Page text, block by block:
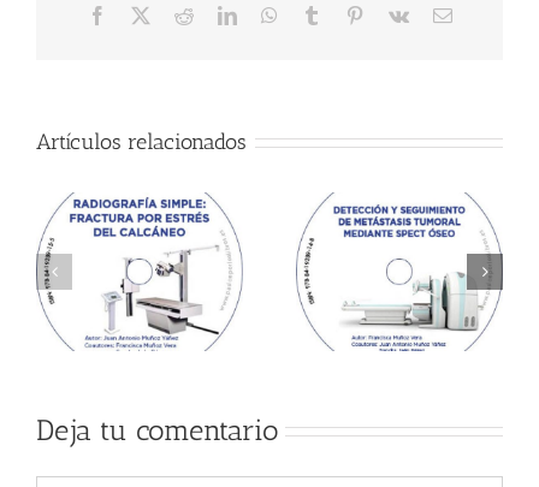
Facebook RedditLinkedInWhatsApp
Tumblr Pinterest
Vk
Correo
Artículos relacionados
Deja tu comentario